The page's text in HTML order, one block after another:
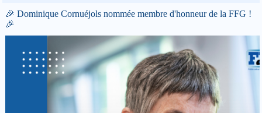
🎉 Dominique Cornuéjols nommée membre d'honneur de la FFG !
🎉